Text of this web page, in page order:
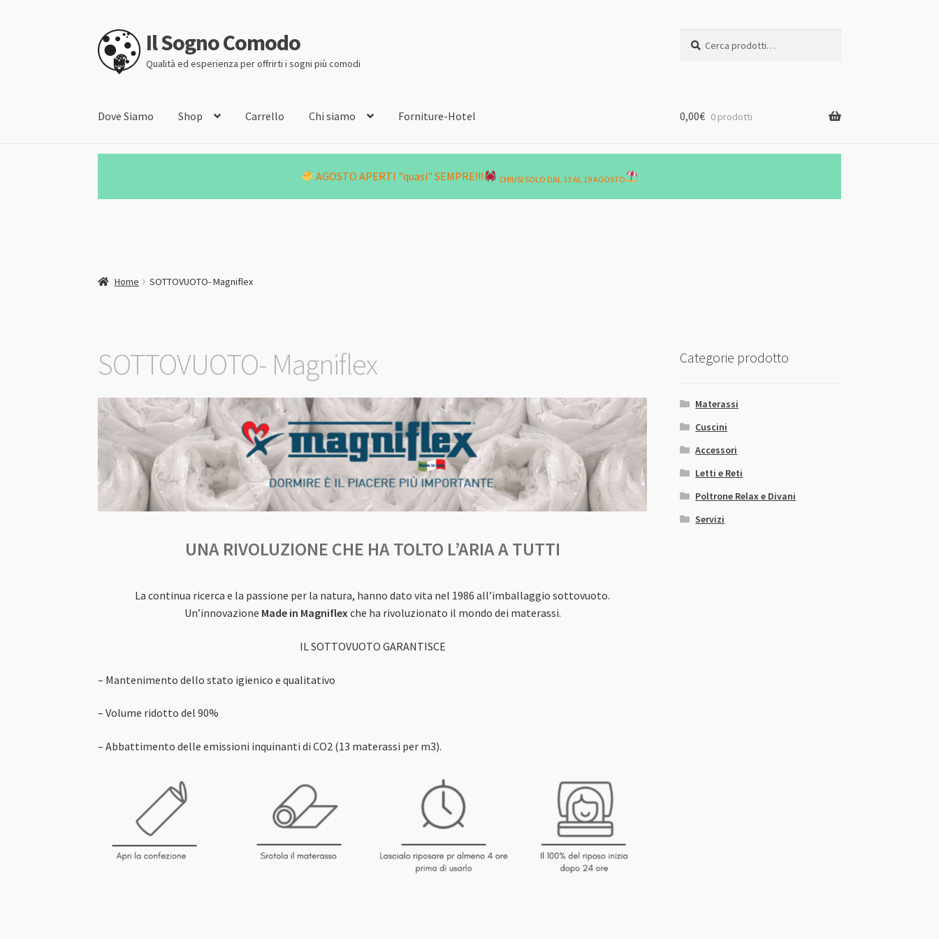
Vai
alla
navigazione
Vai
al
contenuto
Il Sogno Comodo
Qualità ed esperienza per offrirti i sogni più comodi
Dove Siamo Shop Carrello Chi siamo Forniture-Hotel 0,00€ 0 prodotti
AGOSTO APERTI "quasi" SEMPRE!!! CHIUSI SOLO DAL 13 AL 19 AGOSTO
Home SOTTOVUOTO- Magniflex
SOTTOVUOTO- Magniflex
UNA RIVOLUZIONE CHE HATOLTO L’ARIA A TUTTI
La continua ricerca e la passione per la natura, hanno dato vita nel 1986 all’imballaggio sottovuoto.
Un’innovazione Made in Magniflexche ha rivoluzionato il mondo dei materassi.
IL SOTTOVUOTO GARANTISCE
– Mantenimento dello stato igienico e qualitativo
– Volume ridotto del 90%
– Abbattimento delle emissioni inquinanti di CO2 (13 materassi per m3).
Categorie prodotto
Materassi
Cuscini
Accessori
Letti e Reti
Poltrone Relax e Divani
Servizi